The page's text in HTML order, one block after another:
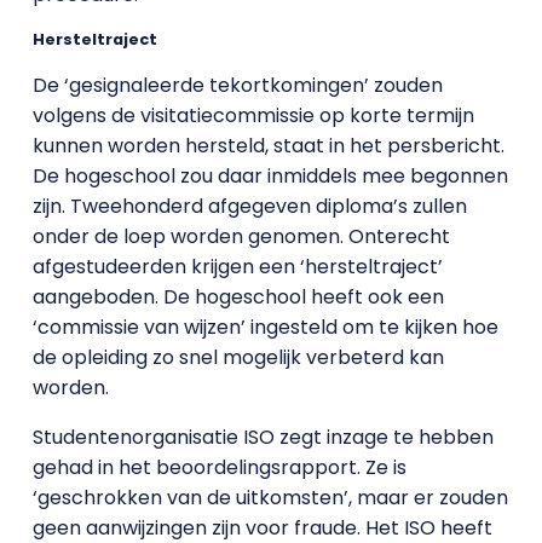
Hersteltraject
De ‘gesignaleerde tekortkomingen’ zouden
volgens de visitatiecommissie op korte termijn
kunnen worden hersteld, staat in het persbericht.
De hogeschool zou daar inmiddels mee begonnen
zijn. Tweehonderd afgegeven diploma’s zullen
onder de loep worden genomen. Onterecht
afgestudeerden krijgen een ‘hersteltraject’
aangeboden. De hogeschool heeft ook een
‘commissie van wijzen’ ingesteld om te kijken hoe
de opleiding zo snel mogelijk verbeterd kan
worden.
Studentenorganisatie ISO zegt inzage te hebben
gehad in het beoordelingsrapport. Ze is
‘geschrokken van de uitkomsten’, maar er zouden
geen aanwijzingen zijn voor fraude. Het ISO heeft